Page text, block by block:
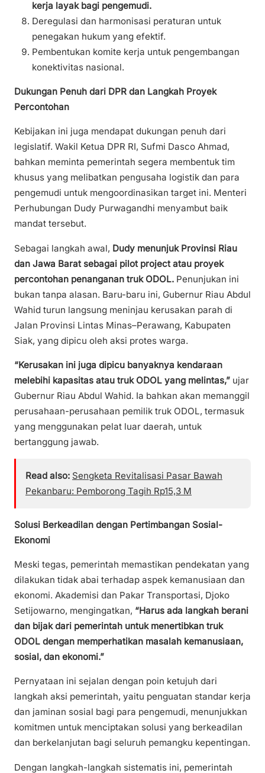
kerja layak bagi pengemudi.
Deregulasi dan harmonisasi peraturan untuk
penegakan hukum yang efektif.
Pembentukan komite kerja untuk pengembangan
konektivitas nasional.
Dukungan Penuh dari DPR dan Langkah Proyek
Percontohan
Kebijakan ini juga mendapat dukungan penuh dari
legislatif. Wakil Ketua DPR RI, Sufmi Dasco Ahmad,
bahkan meminta pemerintah segera membentuk tim
khusus yang melibatkan pengusaha logistik dan para
pengemudi untuk mengoordinasikan target ini. Menteri
Perhubungan Dudy Purwagandhi menyambut baik
mandat tersebut.
Sebagai langkah awal, Dudy menunjuk Provinsi Riau
dan Jawa Barat sebagai pilot project atau proyek
percontohan penanganan truk ODOL. Penunjukan ini
bukan tanpa alasan. Baru-baru ini, Gubernur Riau Abdul
Wahid turun langsung meninjau kerusakan parah di
Jalan Provinsi Lintas Minas–Perawang, Kabupaten
Siak, yang dipicu oleh aksi protes warga.
“Kerusakan ini juga dipicu banyaknya kendaraan
melebihi kapasitas atau truk ODOL yang melintas,” ujar
Gubernur Riau Abdul Wahid. Ia bahkan akan memanggil
perusahaan-perusahaan pemilik truk ODOL, termasuk
yang menggunakan pelat luar daerah, untuk
bertanggung jawab.
Read also: Sengketa Revitalisasi Pasar Bawah
Pekanbaru: Pemborong Tagih Rp15,3 M
Solusi Berkeadilan dengan Pertimbangan Sosial-
Ekonomi
Meski tegas, pemerintah memastikan pendekatan yang
dilakukan tidak abai terhadap aspek kemanusiaan dan
ekonomi. Akademisi dan Pakar Transportasi, Djoko
Setijowarno, mengingatkan, “Harus ada langkah berani
dan bijak dari pemerintah untuk menertibkan truk
ODOL dengan memperhatikan masalah kemanusiaan,
sosial, dan ekonomi.”
Pernyataan ini sejalan dengan poin ketujuh dari
langkah aksi pemerintah, yaitu penguatan standar kerja
dan jaminan sosial bagi para pengemudi, menunjukkan
komitmen untuk menciptakan solusi yang berkeadilan
dan berkelanjutan bagi seluruh pemangku kepentingan.
Dengan langkah-langkah sistematis ini, pemerintah